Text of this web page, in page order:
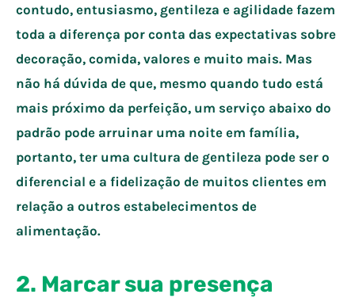
contudo, entusiasmo, gentileza e agilidade fazem
toda a diferença por conta das expectativas sobre
decoração, comida, valores e muito mais. Mas
não há dúvida de que, mesmo quando tudo está
mais próximo da perfeição, um serviço abaixo do
padrão pode arruinar uma noite em família,
portanto, ter uma cultura de gentileza pode ser o
diferencial e a fidelização de muitos clientes em
relação a outros estabelecimentos de
alimentação.
2. Marcar sua presença